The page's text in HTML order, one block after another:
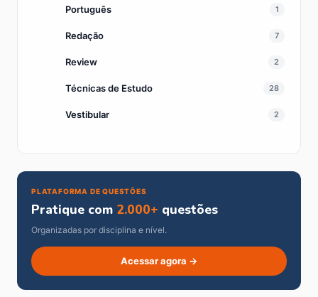
Português 1
Redação 7
Review 2
Técnicas de Estudo 28
Vestibular 2
PLATAFORMA DE QUESTÕES
Pratique com 2.000+ questões
Organizadas por disciplina e nível.
Acessar agora →